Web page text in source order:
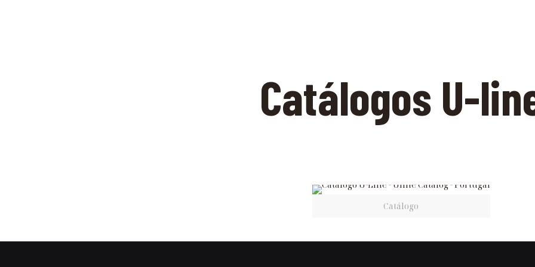
Catálogos U-
Catálogo